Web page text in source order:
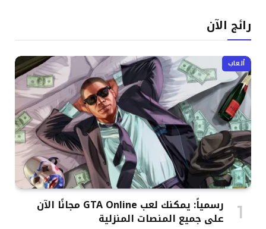
رائج الآن
ألعاب
رسمياً: يمكنك لعب GTA Online مجانًا الآن
على جميع المنصات المنزلية